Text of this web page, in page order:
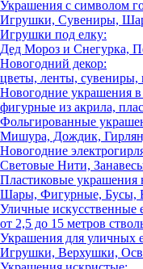
Украшения с символом
Игрушки, Сувениры,
Игрушки под елку:
Дед Мороз и Снегурка,
Новогодний декор:
цветы, ленты, сувениры,
Новогодние украшения в
фигурные из акрила,
Фольгированные
Мишура, Дождик,
Новогодние
Световые Нити,
Пластиковые украшения
Шары, Фигурные, Бусы,
Уличные искусственные
от 2,5 до 15 метров
Украшения для уличных
Игрушки, Верхушки,